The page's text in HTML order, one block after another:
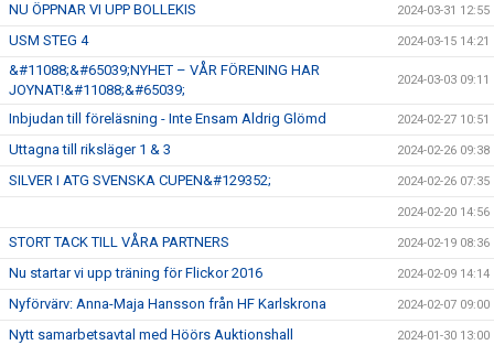
NU ÖPPNAR VI UPP BOLLEKIS 2024-03-31 12:55
USM STEG 4 2024-03-15 14:21
&#11088;&#65039;NYHET – VÅR FÖRENING HAR
JOYNAT!&#11088;&#65039;
2024-03-03 09:11
Inbjudan till föreläsning - Inte Ensam Aldrig Glömd 2024-02-27 10:51
Uttagna till riksläger 1 & 3 2024-02-26 09:38
SILVER I ATG SVENSKA CUPEN&#129352; 2024-02-26 07:35
2024-02-20 14:56
STORT TACK TILL VÅRA PARTNERS 2024-02-19 08:36
Nu startar vi upp träning för Flickor 2016 2024-02-09 14:14
Nyförvärv: Anna-Maja Hansson från HF Karlskrona 2024-02-07 09:00
Nytt samarbetsavtal med Höörs Auktionshall 2024-01-30 13:00